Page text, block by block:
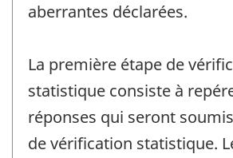
aberrantes déclarées.
La première étape de
statistique consiste à
réponses qui seront
de vérification statistique.